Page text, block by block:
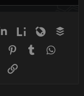
LinkedinLiveinternet
Livejournal
Reddit PinterestTumblr
Электронная почта